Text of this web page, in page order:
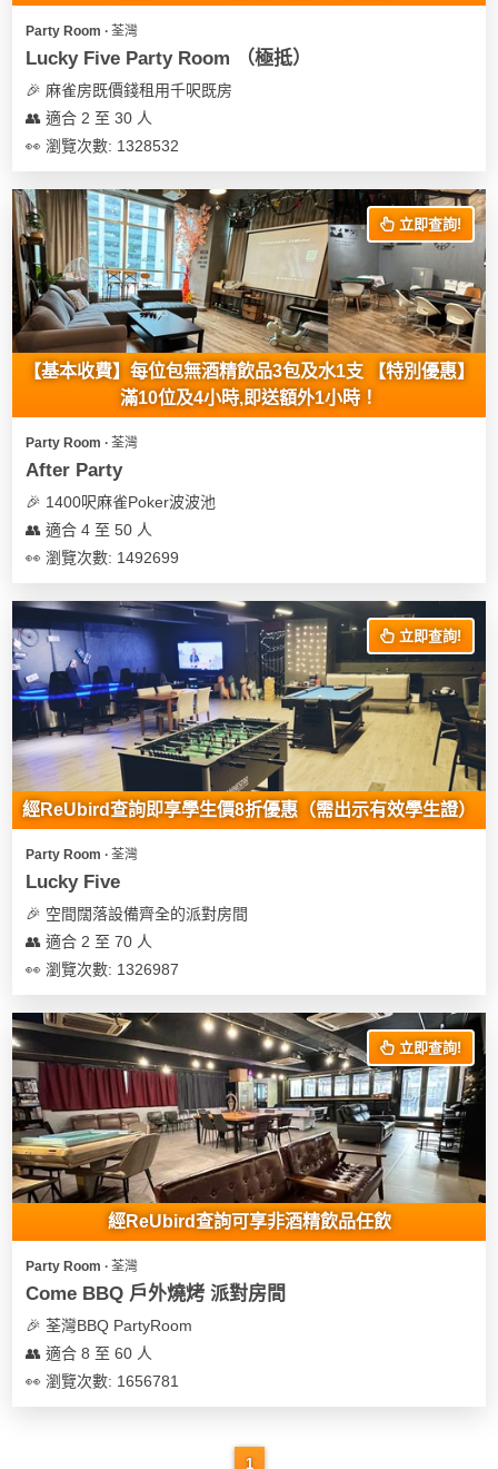
遊
艇
出
Party Room ∙ 荃灣
Lucky Five Party Room （極抵）
🎉 麻雀房既價錢租用千呎既房
👥 適合 2 至 30 人
👀 瀏覽次數: 1328532
立即查詢!
【基本收費】每位包無酒精飲品3包及水1支 【特別優惠】
滿10位及4小時,即送額外1小時！
Party Room ∙ 荃灣
After Party
🎉 1400呎麻雀Poker波波池
👥 適合 4 至 50 人
👀 瀏覽次數: 1492699
立即查詢!
經ReUbird查詢即享學生價8折優惠（需出示有效學生證）
Party Room ∙ 荃灣
Lucky Five
🎉 空間闊落設備齊全的派對房間
👥 適合 2 至 70 人
👀 瀏覽次數: 1326987
立即查詢!
經ReUbird查詢可享非酒精飲品任飲
Party Room ∙ 荃灣
Come BBQ 戶外燒烤 派對房間
🎉 荃灣BBQ PartyRoom
👥 適合 8 至 60 人
👀 瀏覽次數: 1656781
1